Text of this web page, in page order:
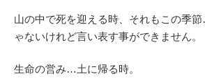
山の中で死を迎える時、それもこの季
ゃないけれど言い表す事ができません。
生命の営み…土に帰る時。